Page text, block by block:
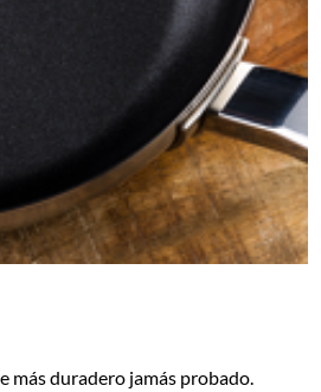
más duradero jamás probado.